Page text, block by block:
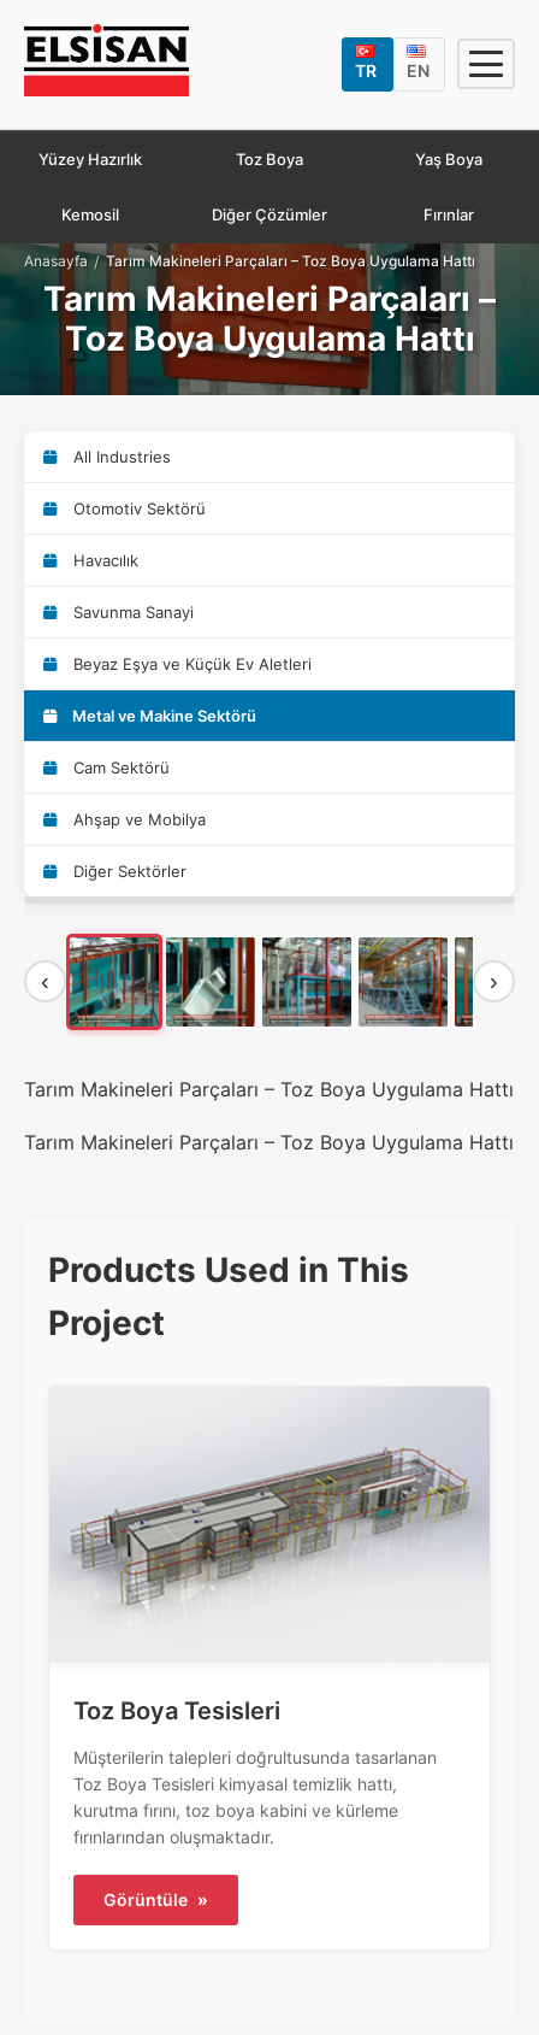
TR EN
Yüzey Hazırlık Toz Boya Yaş Boya
Kemosil Diğer Çözümler Fırınlar
Anasayfa / Tarım Makineleri Parçaları – Toz Boya Uygulama Hattı
Tarım Makineleri Parçaları –
Toz Boya Uygulama Hattı
All Industries
Otomotiv Sektörü
Havacılık
Savunma Sanayi
Beyaz Eşya ve Küçük Ev Aletleri
Metal ve Makine Sektörü
Cam Sektörü
Ahşap ve Mobilya
Diğer Sektörler
‹ ›
Tarım Makineleri Parçaları – Toz Boya Uygulama Hattı
Tarım Makineleri Parçaları – Toz Boya Uygulama Hattı
Products Used in This
Project
Toz Boya Tesisleri
Müşterilerin talepleri doğrultusunda tasarlanan
Toz Boya Tesisleri kimyasal temizlik hattı,
kurutma fırını, toz boya kabini ve kürleme
fırınlarından oluşmaktadır.
Görüntüle »